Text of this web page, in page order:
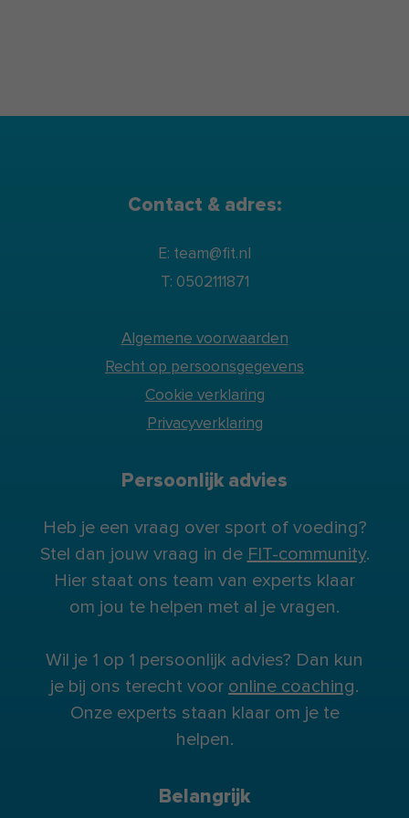
Contact & adres:
E: team@fit.nl
T: 0502111871
Algemene voorwaarden
Recht op persoonsgegevens
Cookie verklaring
Privacyverklaring
Persoonlijk advies
Heb je een vraag over sport of voeding?
Stel dan jouw vraag in de FIT-community.
Hier staat ons team van experts klaar
om jou te helpen met al je vragen.
Wil je 1 op 1 persoonlijk advies? Dan kun
je bij ons terecht voor online coaching.
Onze experts staan klaar om je te
helpen.
Belangrijk